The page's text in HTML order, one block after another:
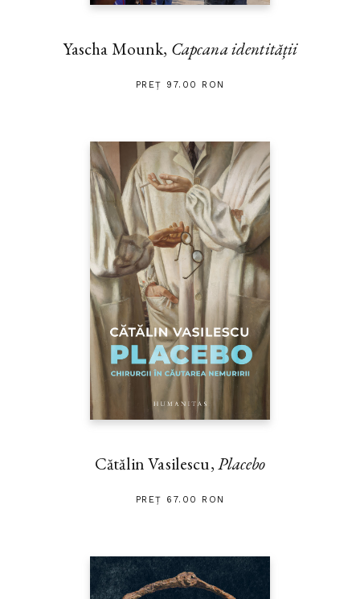
Yascha Mounk, Capcana identității
PREȚ 97.00 RON
Cătălin Vasilescu,Placebo
PREȚ 67.00 RON